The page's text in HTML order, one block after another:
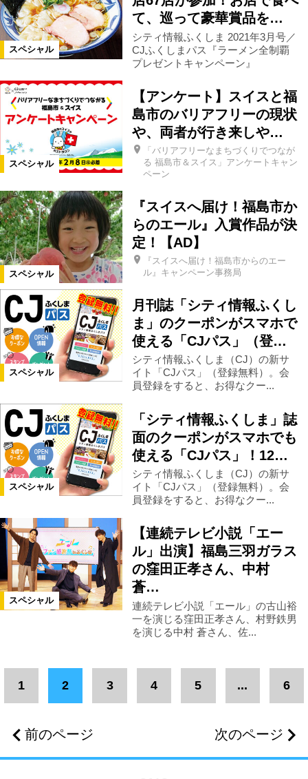
スペシャル
て、巡って豪華賞品を…
シティ情報ふくしま 2021年3月号／
CJふくしまパス『ラーメン全制覇
プレゼントキャンペーン』
スペシャル
【アンケート】スイスと福
島市のバリアフリーの現状
や、両者が行き来しや…
「バリアフリーなまちづくりでつなが
る 福島市＆スイス」アンケートキャン
ペーン
スペシャル
『スイスへ届け！福島市か
らのエール』入賞作品が決
定！【AD】
『スイスへ届け！福島市からのエー
ル』キャンペーン事務局
スペシャル
月刊誌「シティ情報ふくし
ま」のクーポンがスマホで
使える「CJパス」（登…
シティ情報ふくしま（CJ）の新サ
イト「CJパス」（登録無料）。会
員登録をすると、お得なクー...
スペシャル
「シティ情報ふくしま」誌
面のクーポンがスマホでも
使える「CJパス」！12…
シティ情報ふくしま（CJ）の新サ
イト「CJパス」（登録無料）。会
員登録をすると、お得なクー...
スペシャル
【連続テレビ小説「エー
ル」出演】福島三羽ガラス
の窪田正孝さん、中村
蒼…
連続テレビ小説「エール」の古山裕
一を演じる窪田正孝さん、村野鉄男
を演じる中村 蒼さん、佐...
前のページ
1 2 3 4 5 ... 6
次のページ